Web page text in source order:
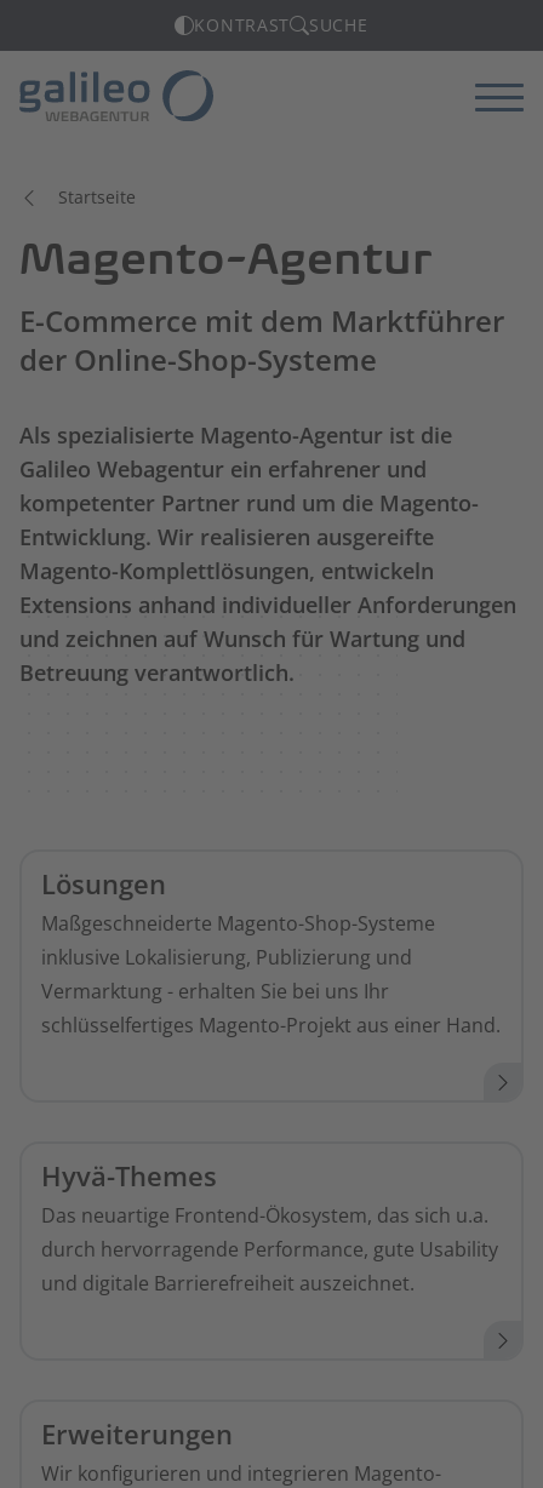
KONTRAST SUCHE
Startseite
Magento-Agentur
E-Commerce mit dem Marktführer
der Online-Shop-Systeme
Als spezialisierte Magento-Agentur ist die
Galileo Webagentur ein erfahrener und
kompetenter Partner rund um die Magento-
Entwicklung. Wir realisieren ausgereifte
Magento-Komplettlösungen, entwickeln
Extensions anhand individueller Anforderungen
und zeichnen auf Wunsch für Wartung und
Betreuung verantwortlich.
Lösungen
Maßgeschneiderte Magento-Shop-Systeme
inklusive Lokalisierung, Publizierung und
Vermarktung - erhalten Sie bei uns Ihr
schlüsselfertiges Magento-Projekt aus einer Hand.
Hyvä-Themes
Das neuartige Frontend-Ökosystem, das sich u.a.
durch hervorragende Performance, gute Usability
und digitale Barrierefreiheit auszeichnet.
Erweiterungen
Wir konfigurieren und integrieren Magento-